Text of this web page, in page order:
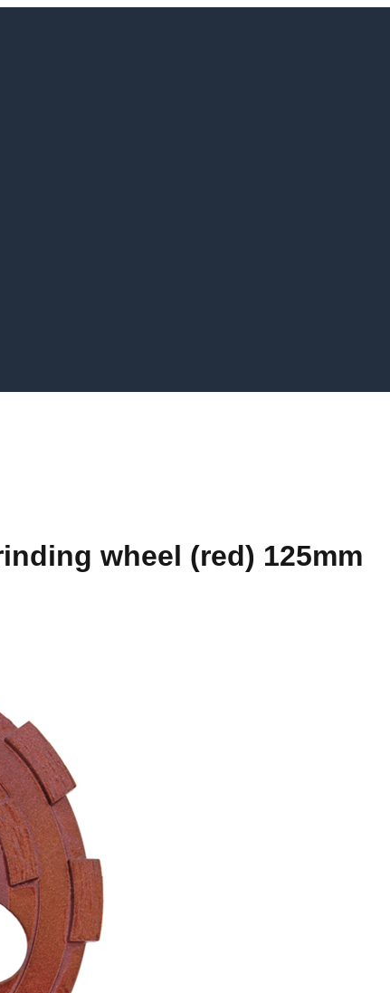
wheel (red) 125mm